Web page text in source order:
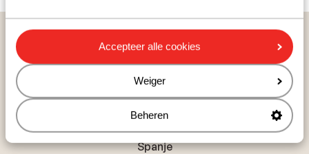
Accepteer alle cookies
Weiger
Beheren
Vakanties Zonvakanties Marokko Agadir
Agadir
Hotel Dunes d'Or Ocean Club
Spanje